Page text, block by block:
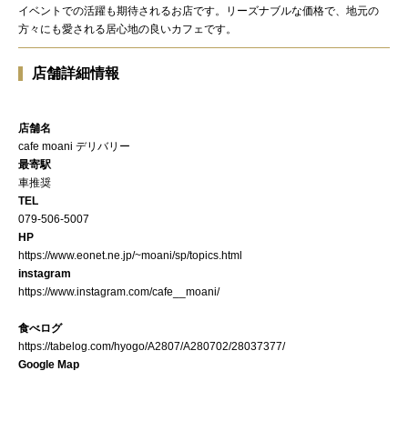
イベントでの活躍も期待されるお店です。リーズナブルな価格で、地元の
方々にも愛される居心地の良いカフェです。
店舗詳細情報
店舗名
cafe moani デリバリー
最寄駅
車推奨
TEL
079-506-5007
HP
https://www.eonet.ne.jp/~moani/sp/topics.html
instagram
https://www.instagram.com/cafe__moani/
食べログ
https://tabelog.com/hyogo/A2807/A280702/28037377/
Google Map